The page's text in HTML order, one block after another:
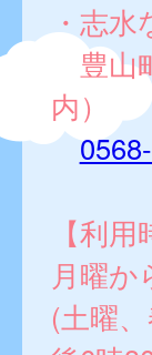
・志水
豊山
内）
【利用
月曜か
(土曜